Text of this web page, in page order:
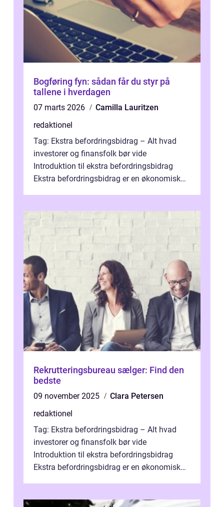
Bogføring fyn: sådan får du styr på
tallene i hverdagen
07 marts 2026
Camilla Lauritzen
redaktionel
Tag: Ekstra befordringsbidrag – Alt hvad
investorer og finansfolk bør vide
Introduktion til ekstra befordringsbidrag
Ekstra befordringsbidrag er en økonomisk
Rekrutteringsbureau sælger: Find den
bedste
09 november 2025
Clara Petersen
redaktionel
Tag: Ekstra befordringsbidrag – Alt hvad
investorer og finansfolk bør vide
Introduktion til ekstra befordringsbidrag
Ekstra befordringsbidrag er en økonomisk